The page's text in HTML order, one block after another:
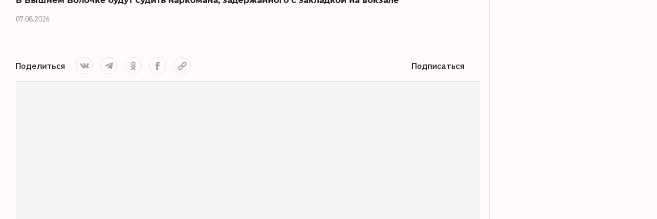
07.08.2026
Поделиться Подписаться